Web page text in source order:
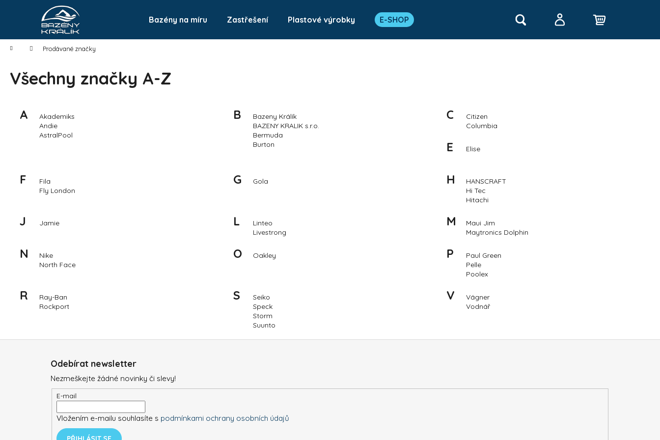
Bazény na míru Zastřešení Plastové výrobky E-SHOP
Hledat
Nákupní
Domů Prodávané značky
Všechny značky A-Z
A
Akademiks
Andie
AstralPool
B
Bazeny Králík
BAZENY KRALIK s.r.o.
Bermuda
Burton
C
Citizen
Columbia
E Elise
F
Fila
Fly London
G Gola H
HANSCRAFT
Hi Tec
Hitachi
J Jamie L
Linteo
Livestrong
M
Maui Jim
Maytronics Dolphin
N
Nike
North Face
O Oakley P
Paul Green
Pelle
Poolex
R
Ray-Ban
Rockport
S
Seiko
Speck
Storm
Suunto
V
Vágner
Vodnář
í
Zpět
do
obchodu
do
obchodu
Doporučujeme
DOLPHIN LIBERTY 300
DOLPHIN LIBERTY 200
DOLPHIN SUPREME BIO
Odebírat newsletter
Nezmeškejte žádné novinky či slevy!
E-mail
Vložením e-mailu souhlasíte s podmínkami ochrany osobních údajů